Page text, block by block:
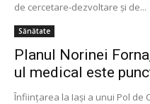
de cercetare-dezvoltare şi de...
Sănătate
Planul Norinei
ul medical este
Înfiinţarea la Iaşi a unui Pol de